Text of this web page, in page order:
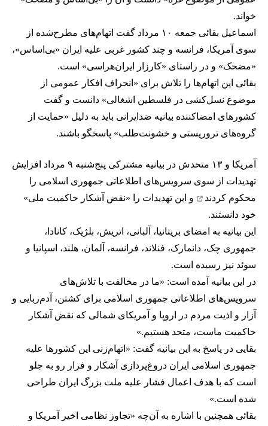
خواند.
اسماعیل بقائی جمعه ۱۰ مرداد گفت اتهام‌های مطرح‌شده از
سوی آمریکا، فرانسه و چند کشور غربی علیه ایران «بی‌اساس»،
«مضحک» و در راستای «کارزار ایران‌هراسی» است.
بقائی این اتهام‌ها را تلاش برای «انحراف افکار عمومی از
موضوع نسل‌کشی در فلسطین اشغالی» دانست و گفت
کشورهای امضاکننده بیانیه ضدایرانی باید به دلیل «حمایت از
گروه‌های تروریستی و خشونت‌طلب» پاسخگو باشند.
آمریکا و ۱۳ متحدش در بیانیه مشترکی پنج‌شنبه ۹ مرداد افزایش
تهدیدات از سوی سرویس‌های اطلاعاتی جمهوری اسلامی را
محکوم کردند
و این تهدیدات را «نقض آشکار حاکمیت ملی»
خود دانستند.
این بیانیه‌ به امضای بریتانیا، آلبانی، اتریش، بلژیک، کانادا،
جمهوری چک، دانمارک، فنلاند، فرانسه، آلمان، هلند، اسپانیا و
سوئد نیز رسیده است.
در این بیانیه آمده است: «ما در مخالفت با تلاش‌های
سرویس‌های اطلاعاتی جمهوری اسلامی برای کشتن، آدم‌ربایی و
آزار و اذیت مردم در اروپا و آمریکای شمالی که نقض آشکار
حاکمیت ماست، متحد هستیم.»
بقایی در پاسخ به این بیانیه گفت: «اتهام‌زنی این کشورها علیه
جمهوری اسلامی ایران دروغ‌پردازی آشکار و فرار رو به جلو
است که با هدف اعمال فشار علیه ملت بزرگ ایران طراحی
شده است.»
بقائی همچنین با اشاره به آن‌چه «تجاوز نظامی اخیر آمریکا و